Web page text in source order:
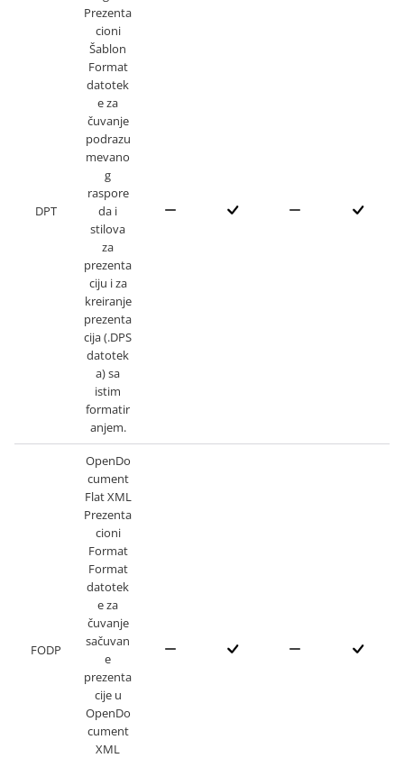
DPT
Prezenta
cioni
Šablon
Format
datotek
e za
čuvanje
podrazu
mevano
g
raspore
da i
stilova
za
prezenta
ciju i za
kreiranje
prezenta
cija (.DPS
datotek
a) sa
istim
formatir
anjem.
FODP
OpenDo
cument
Flat XML
Prezenta
cioni
Format
Format
datotek
e za
čuvanje
sačuvan
e
prezenta
cije u
OpenDo
cument
XML